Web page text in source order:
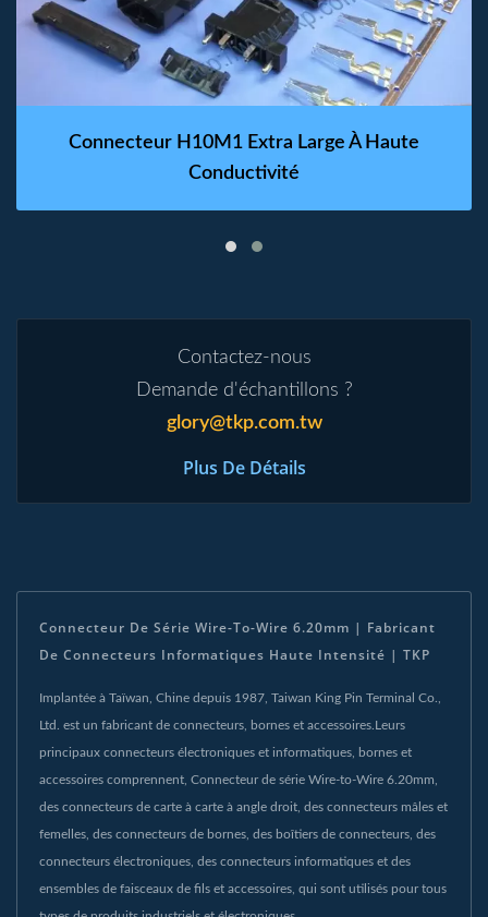
Connecteur H10M1 Extra Large À Haute
Conductivité
Contactez-nous
Demande d'échantillons ?
glory@tkp.com.tw
Plus De Détails
Connecteur De Série Wire-To-Wire 6.20mm | Fabricant
De Connecteurs Informatiques Haute Intensité | TKP
Implantée à Taïwan, Chine depuis 1987, Taiwan King Pin Terminal Co.,
Ltd. est un fabricant de connecteurs, bornes et accessoires.Leurs
principaux connecteurs électroniques et informatiques, bornes et
accessoires comprennent, Connecteur de série Wire-to-Wire 6.20mm,
des connecteurs de carte à carte à angle droit, des connecteurs mâles et
femelles, des connecteurs de bornes, des boîtiers de connecteurs, des
connecteurs électroniques, des connecteurs informatiques et des
ensembles de faisceaux de fils et accessoires, qui sont utilisés pour tous